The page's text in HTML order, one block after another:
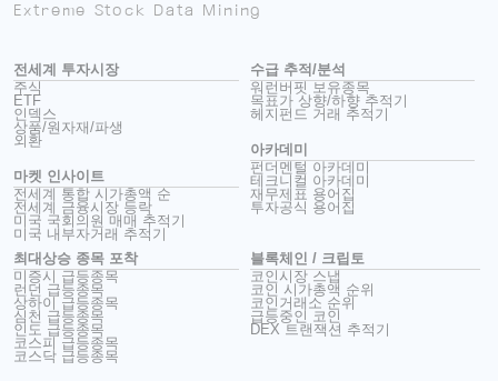
Extreme Stock Data Mining
전세계 투자시장
주식
ETF
인덱스
상품/원자재/파생
외환
마켓 인사이트
전세계 통합 시가총액 순
전세계 금융시장 등락
미국 국회의원 매매 추적기
미국 내부자거래 추적기
수급 추적/분석
워런버핏 보유종목
목표가 상향/하향 추적기
헤지펀드 거래 추적기
아카데미
펀더멘털 아카데미
테크니컬 아카데미
재무제표 용어집
투자공식 용어집
최대상승 종목 포착
미증시 급등종목
런던 급등종목
상하이 급등종목
심천 급등종목
인도 급등종목
코스피 급등종목
코스닥 급등종목
블록체인 / 크립토
코인시장 스냅
코인 시가총액 순위
코인거래소 순위
급등중인 코인
DEX 트랜잭션 추적기